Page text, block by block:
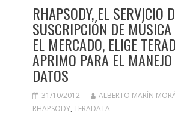
RHAPSODY, EL SERVICIO
SUSCRIPCIÓN DE
EL MERCADO, ELIGE
APRIMO PARA EL
DATOS
31/10/2012 ALBERTO MARÍN
RHAPSODY, TERADATA